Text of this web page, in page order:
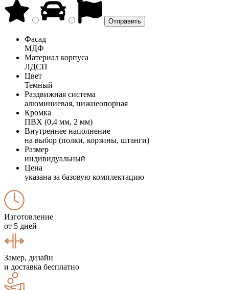
Фасад
МДФ
Материал корпуса
ЛДСП
Цвет
Темный
Раздвижная система
алюминиевая, нижнеопорная
Кромка
ПВХ (0,4 мм, 2 мм)
Внутреннее наполнение
на выбор (полки, корзины, штанги)
Размер
индивидуальный
Цена
указана за базовую комплектацию
Изготовление
от 5 дней
Замер, дизайн
и доставка бесплатно